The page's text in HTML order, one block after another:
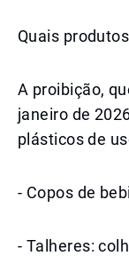
Quais
A proibição,
janeiro de
plásticos de
- Copos de
- Talheres: